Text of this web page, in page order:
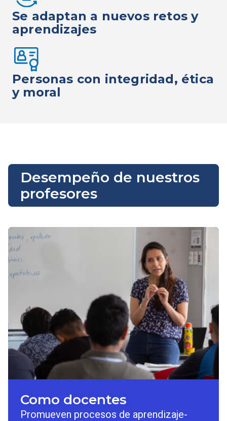
Se adaptan a nuevos retos y
aprendizajes
Personas con integridad, ética
y moral
Desempeño de nuestros
profesores
Como docentes
Promueven procesos de aprendizaje-